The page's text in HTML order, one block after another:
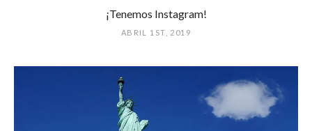
¡Tenemos Instagram!
ABRIL 1ST, 2019